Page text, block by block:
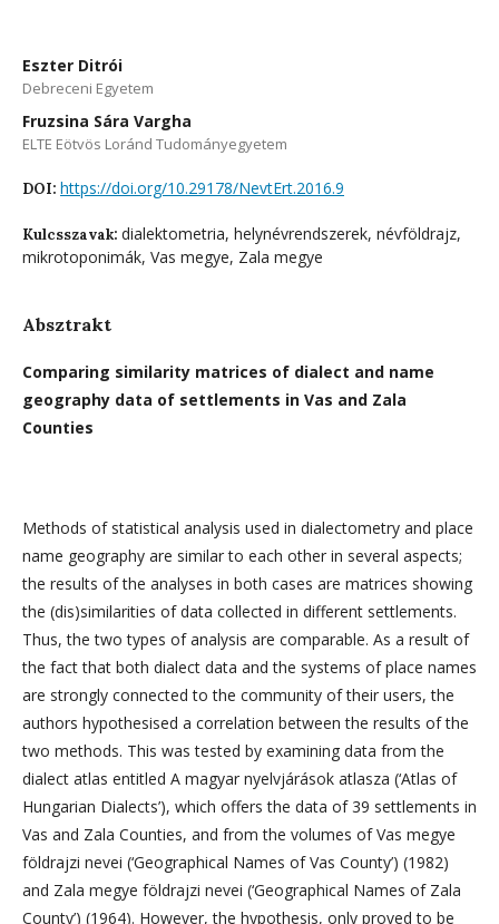
Eszter Ditrói
Debreceni Egyetem
Fruzsina Sára Vargha
ELTE Eötvös Loránd Tudományegyetem
DOI: https://doi.org/10.29178/NevtErt.2016.9
Kulcsszavak: dialektometria, helynévrendszerek, névföldrajz,
mikrotoponimák, Vas megye, Zala megye
Absztrakt
Comparing similarity matrices of dialect and name
geography data of settlements in Vas and Zala
Counties
Methods of statistical analysis used in dialectometry and place
name geography are similar to each other in several aspects;
the results of the analyses in both cases are matrices showing
the (dis)similarities of data collected in different settlements.
Thus, the two types of analysis are comparable. As a result of
the fact that both dialect data and the systems of place names
are strongly connected to the community of their users, the
authors hypothesised a correlation between the results of the
two methods. This was tested by examining data from the
dialect atlas entitled A magyar nyelvjárások atlasza (‘Atlas of
Hungarian Dialects’), which offers the data of 39 settlements in
Vas and Zala Counties, and from the volumes of Vas megye
földrajzi nevei (‘Geographical Names of Vas County’) (1982)
and Zala megye földrajzi nevei (‘Geographical Names of Zala
County’) (1964). However, the hypothesis, only proved to be